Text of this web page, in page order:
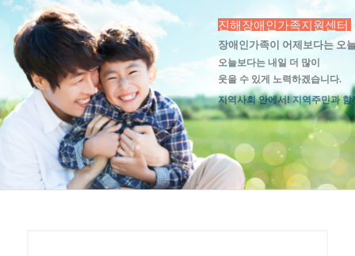
진해장애인가족지원센터
장애인가족이 어제보다는 오
오늘보다는 내일 더 많이
웃을 수 있게 노력하겠습니다.
지역사회 안에서! 지역주민과 함